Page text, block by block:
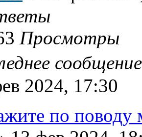
Просмотры
2024, 17:30
по